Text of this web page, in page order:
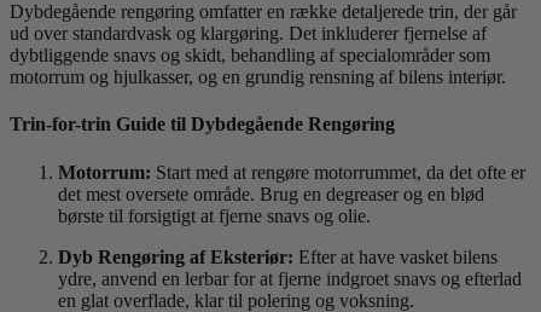
Dybdegående rengøring omfatter en række detaljerede trin, der går
ud over standardvask og klargøring. Det inkluderer fjernelse af
dybtliggende snavs og skidt, behandling af specialområder som
motorrum og hjulkasser, og en grundig rensning af bilens interiør.
Trin-for-trin Guide til Dybdegående Rengøring
Motorrum: Start med at rengøre motorrummet, da det ofte er
det mest oversete område. Brug en degreaser og en blød
børste til forsigtigt at fjerne snavs og olie.
Dyb Rengøring af Eksteriør: Efter at have vasket bilens
ydre, anvend en lerbar for at fjerne indgroet snavs og efterlad
en glat overflade, klar til polering og voksning.